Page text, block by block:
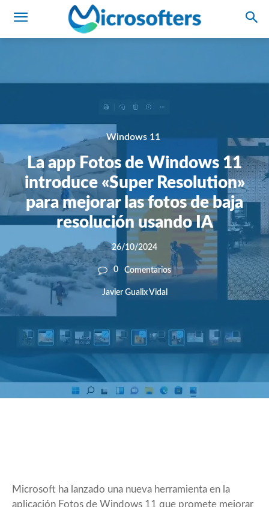
Windows 11
La app Fotos de Windows 11
introduce «Super Resolution»
para mejorar las fotos de baja
resolución usando IA
26/10/2024
0 Comentarios
Javier Gualix Vidal
Microsoft ha lanzado una nueva herramienta en la
aplicación Fotos de Windows 11 que promete mejorar